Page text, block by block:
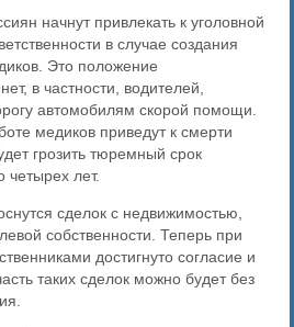
начнут привлекать к уголовной
в случае создания
Это положение
в частности, водителей,
автомобилям скорой помощи.
медиков приведут к смерти
грозить тюремный срок
четырех лет.
сделок с недвижимостью,
собственности. Теперь при
достигнуто согласие и
таких сделок можно будет без